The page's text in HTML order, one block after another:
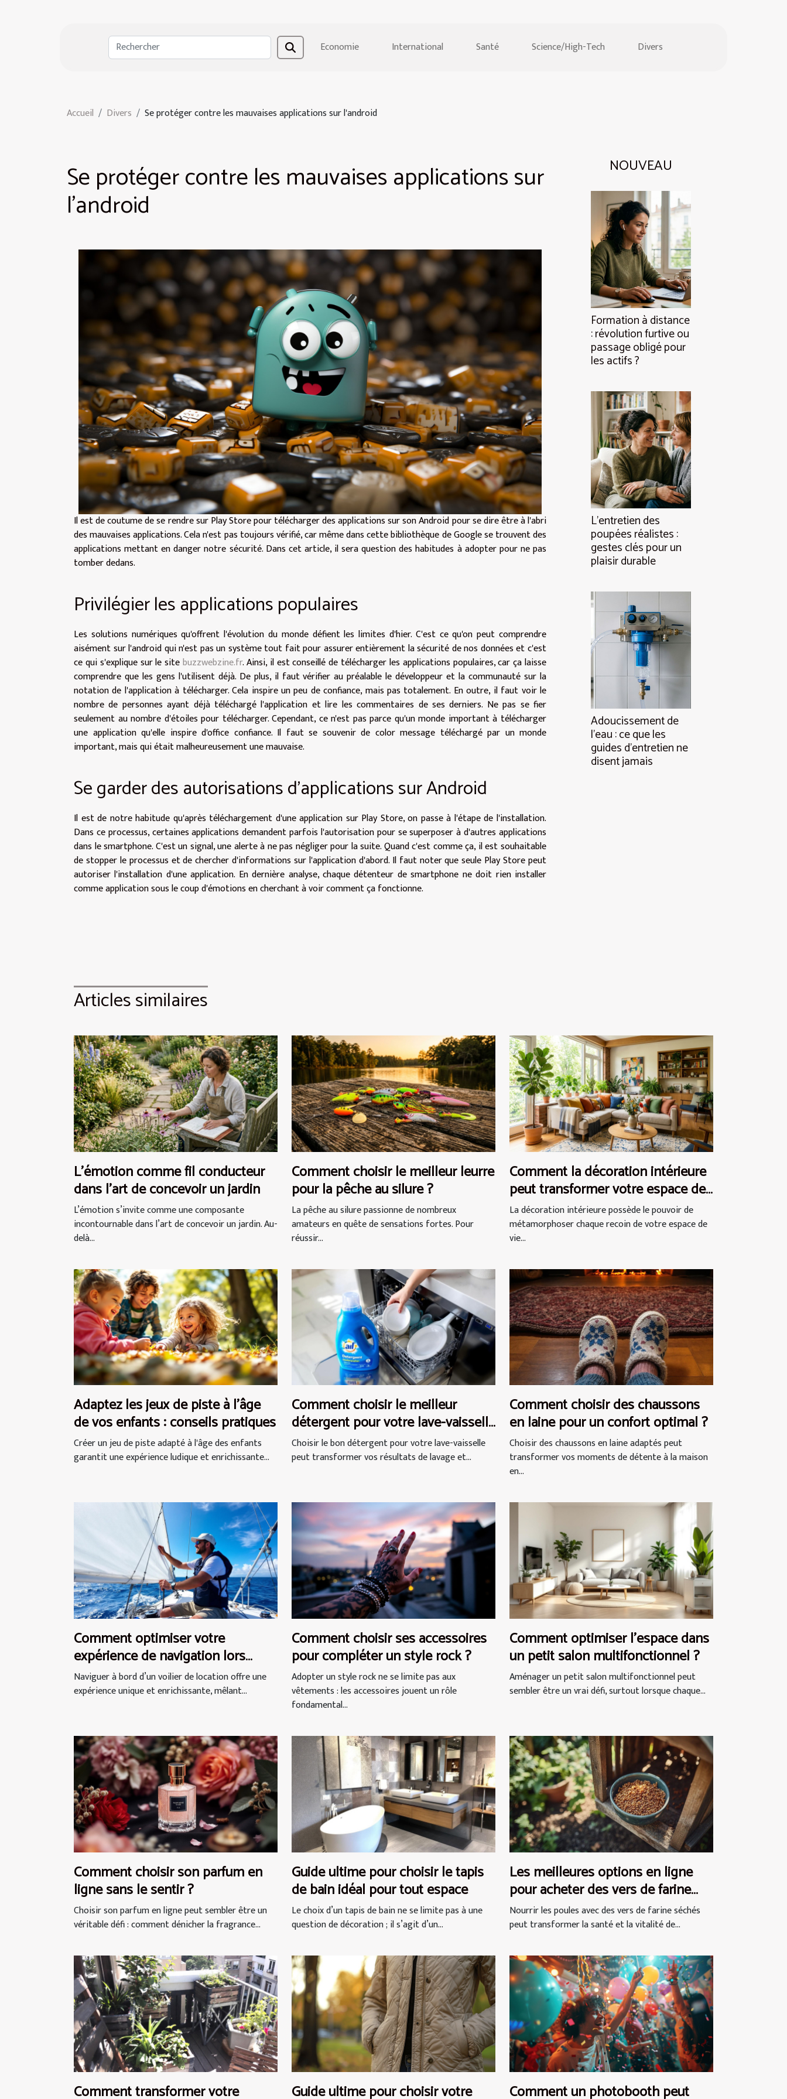
Economie International Santé Science/High-Tech Divers
Accueil Divers Se protéger contre les mauvaises applications sur l'android
Se protéger contre les mauvaises applications sur
l'android
Il est de coutume de se rendre sur Play Store pour télécharger des applications sur son Android pour se dire être à l'abri
des mauvaises applications. Cela n'est pas toujours vérifié, car même dans cette bibliothèque de Google se trouvent des
applications mettant en danger notre sécurité. Dans cet article, il sera question des habitudes à adopter pour ne pas
tomber dedans.
Privilégier les applications populaires
Les solutions numériques qu'offrent l'évolution du monde défient les limites d'hier. C'est ce qu'on peut comprendre
aisément sur l'android qui n'est pas un système tout fait pour assurer entièrement la sécurité de nos données et c'est
ce qui s'explique sur le sitebuzzwebzine.fr. Ainsi, il est conseillé de télécharger les applications populaires, car ça laisse
comprendre que les gens l'utilisent déjà. De plus, il faut vérifier au préalable le développeur et la communauté sur la
notation de l'application à télécharger. Cela inspire un peu de confiance, mais pas totalement. En outre, il faut voir le
nombre de personnes ayant déjà téléchargé l'application et lire les commentaires de ses derniers. Ne pas se fier
seulement au nombre d'étoiles pour télécharger. Cependant, ce n'est pas parce qu'un monde important à télécharger
une application qu'elle inspire d'office confiance. Il faut se souvenir de color message téléchargé par un monde
important, mais qui était malheureusement une mauvaise.
Se garder des autorisations d'applications sur Android
Il est de notre habitude qu'après téléchargement d'une application sur Play Store, on passe à l'étape de l'installation.
Dans ce processus, certaines applications demandent parfois l'autorisation pour se superposer à d'autres applications
dans le smartphone. C'est un signal, une alerte à ne pas négliger pour la suite. Quand c'est comme ça, il est souhaitable
de stopper le processus et de chercher d'informations sur l'application d'abord. Il faut noter que seule Play Store peut
autoriser l'installation d'une application. En dernière analyse, chaque détenteur de smartphone ne doit rien installer
comme application sous le coup d'émotions en cherchant à voir comment ça fonctionne.
NOUVEAU
Formation à distance
: révolution furtive ou
passage obligé pour
les actifs ?
L’entretien des
poupées réalistes :
gestes clés pour un
plaisir durable
Adoucissement de
l’eau : ce que les
guides d’entretien ne
disent jamais
Articles similaires
L’émotion comme fil conducteur
dans l’art de concevoir un jardin
L’émotion s’invite comme une composante
incontournable dans l’art de concevoir un jardin. Au-
delà...
Comment choisir le meilleur leurre
pour la pêche au silure ?
La pêche au silure passionne de nombreux
amateurs en quête de sensations fortes. Pour
réussir...
Comment la décoration intérieure
peut transformer votre espace de
vie ?
La décoration intérieure possède le pouvoir de
métamorphoser chaque recoin de votre espace de
vie...
Adaptez les jeux de piste à l'âge
de vos enfants : conseils pratiques
Créer un jeu de piste adapté à l'âge des enfants
garantit une expérience ludique et enrichissante...
Comment choisir le meilleur
détergent pour votre lave-vaisselle
?
Choisir le bon détergent pour votre lave-vaisselle
peut transformer vos résultats de lavage et...
Comment choisir des chaussons
en laine pour un confort optimal ?
Choisir des chaussons en laine adaptés peut
transformer vos moments de détente à la maison
en...
Comment optimiser votre
expérience de navigation lors
d'une location de voilier ?
Naviguer à bord d’un voilier de location offre une
expérience unique et enrichissante, mêlant...
Comment choisir ses accessoires
pour compléter un style rock ?
Adopter un style rock ne se limite pas aux
vêtements : les accessoires jouent un rôle
fondamental...
Comment optimiser l'espace dans
un petit salon multifonctionnel ?
Aménager un petit salon multifonctionnel peut
sembler être un vrai défi, surtout lorsque chaque...
Comment choisir son parfum en
ligne sans le sentir ?
Choisir son parfum en ligne peut sembler être un
véritable défi : comment dénicher la fragrance...
Guide ultime pour choisir le tapis
de bain idéal pour tout espace
Le choix d’un tapis de bain ne se limite pas à une
question de décoration ; il s’agit d’un...
Les meilleures options en ligne
pour acheter des vers de farine
séchés pour les poules
Nourrir les poules avec des vers de farine séchés
peut transformer la santé et la vitalité de...
Comment transformer votre Guide ultime pour choisir votre Comment un photobooth peut